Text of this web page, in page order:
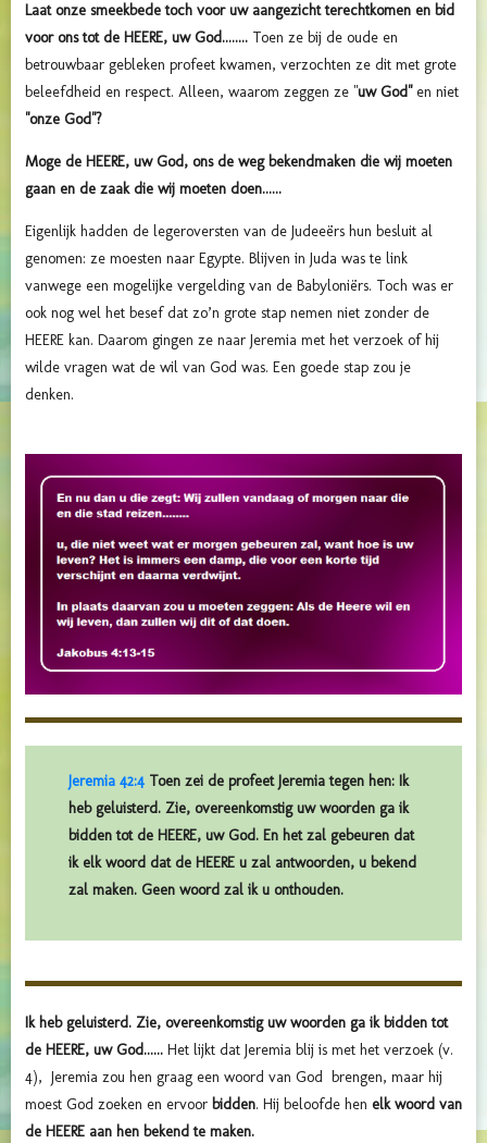
Laat onze smeekbede toch voor uw aangezicht terechtkomen en bid
voor ons tot de HEERE, uw God........ Toen ze bij de oude en
betrouwbaar gebleken profeet kwamen, verzochten ze dit met grote
beleefdheid en respect. Alleen, waarom zeggen ze "uw God"en niet
"onze God"?
Moge de HEERE, uw God, ons de weg bekendmaken die wij moeten
gaan en de zaak die wij moeten doen......
Eigenlijk hadden de legeroversten van de Judeeërs hun besluit al
genomen: ze moesten naar Egypte. Blijven in Juda was te link
vanwege een mogelijke vergelding van de Babyloniërs. Toch was er
ook nog wel het besef dat zo’n grote stap nemen niet zonder de
HEERE kan. Daarom gingen ze naar Jeremia met het verzoek of hij
wilde vragen wat de wil van God was. Een goede stap zou je
denken.
Jeremia 42:4 Toen zei de profeet Jeremia tegen hen: Ik
heb geluisterd. Zie, overeenkomstig uw woorden ga ik
bidden tot de HEERE, uw God. En het zal gebeuren dat
ik elk woord dat de HEERE u zal antwoorden, u bekend
zal maken. Geen woord zal ik u onthouden.
Ik heb geluisterd. Zie, overeenkomstig uw woorden ga ik bidden tot
de HEERE, uw God...... Het lijkt dat Jeremia blij is met het verzoek (v.
4), Jeremia zou hen graag een woord van God brengen, maar hij
moest God zoeken en ervoor bidden. Hij beloofde hen elk woord van
de HEERE aan hen bekend te maken.